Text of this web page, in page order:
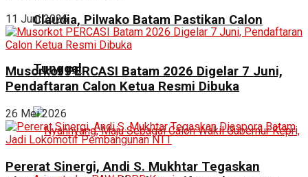
Claudia, Pilwako Batam Pastikan Calon
Tunggal
11 Juni 2026
Musorkot PERCASI Batam 2026 Digelar 7 Juni,
Pendaftaran Calon Ketua Resmi Dibuka
26 Mei 2026
Pererat Sinergi, Andi S. Mukhtar Tegaskan